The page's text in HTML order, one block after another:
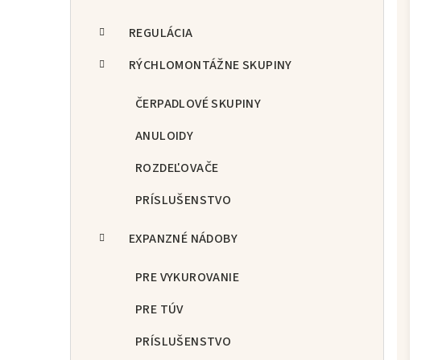
REGULÁCIA
RÝCHLOMONTÁŽNE SKUPINY
ČERPADLOVÉ SKUPINY
ANULOIDY
ROZDEĽOVAČE
PRÍSLUŠENSTVO
EXPANZNÉ NÁDOBY
PRE VYKUROVANIE
PRE TÚV
PRÍSLUŠENSTVO